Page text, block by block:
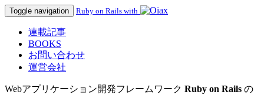
Toggle navigation Ruby on Rails with
連載記事
BOOKS
お問い合わせ
運営会社
Webアプリケーション開発フレームワーク Ruby on Rails の